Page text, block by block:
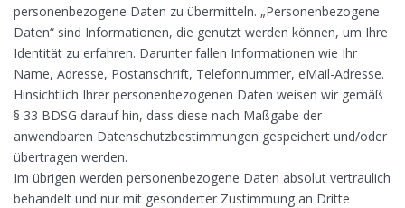
personenbezogene Daten zu übermitteln. „Personenbezogene
Daten“ sind Informationen, die genutzt werden können, um Ihre
Identität zu erfahren. Darunter fallen Informationen wie Ihr
Name, Adresse, Postanschrift, Telefonnummer, eMail-Adresse.
Hinsichtlich Ihrer personenbezogenen Daten weisen wir gemäß
§ 33 BDSG darauf hin, dass diese nach Maßgabe der
anwendbaren Datenschutzbestimmungen gespeichert und/oder
übertragen werden.
Im übrigen werden personenbezogene Daten absolut vertraulich
behandelt und nur mit gesonderter Zustimmung an Dritte